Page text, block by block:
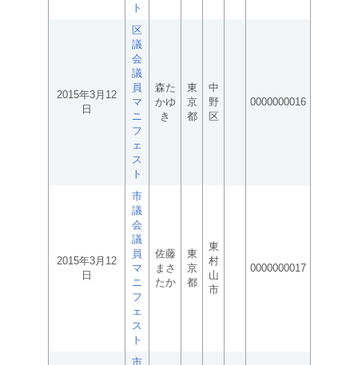
ト
2015年3月12
日
区
議
会
議
員
マ
ニ
フ
ェ
ス
ト
森た
かゆ
き
東
京
都
中
野
区
0000000016
2015年3月12
日
市
議
会
議
員
マ
ニ
フ
ェ
ス
ト
佐藤
まさ
たか
東
京
都
東
村
山
市
0000000017
市